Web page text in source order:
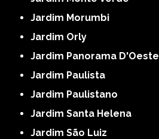
Jardim Morumbi
Jardim Orly
Jardim Panorama D'Oeste
Jardim Paulista
Jardim Paulistano
Jardim Santa Helena
Jardim São Luiz